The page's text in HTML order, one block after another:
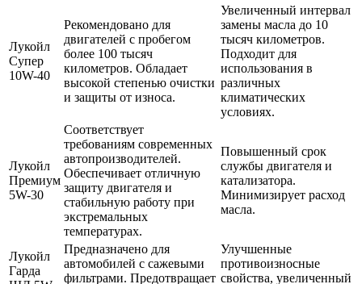
Лукойл
Супер
10W-40
Рекомендовано для
двигателей с пробегом
более 100 тысяч
километров. Обладает
высокой степенью очистки
и защиты от износа.
Увеличенный интервал
замены масла до 10
тысяч километров.
Подходит для
использования в
различных
климатических
условиях.
Лукойл
Премиум
5W-30
Соответствует
требованиям современных
автопроизводителей.
Обеспечивает отличную
защиту двигателя и
стабильную работу при
экстремальных
температурах.
Повышенный срок
службы двигателя и
катализатора.
Минимизирует расход
масла.
Лукойл
Гарда
Предназначено для
автомобилей с сажевыми
фильтрами. Предотвращает
Улучшенные
противоизносные
свойства, увеличенный